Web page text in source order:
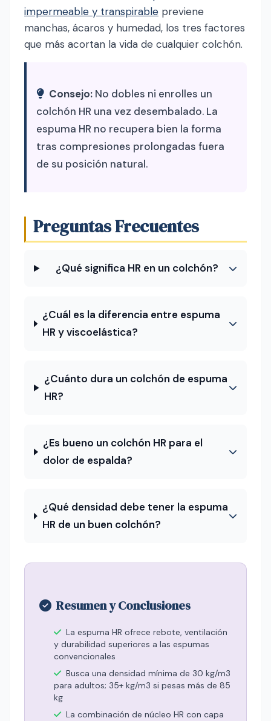
impermeable y transpirable previene
manchas, ácaros y humedad, los tres factores
que más acortan la vida de cualquier colchón.
Consejo: No dobles ni enrolles un
colchón HR una vez desembalado. La
espuma HR no recupera bien la forma
tras compresiones prolongadas fuera
de su posición natural.
Preguntas Frecuentes
¿Qué significa HR en un colchón?
¿Cuál es la diferencia entre espuma
HR y viscoelástica?
¿Cuánto dura un colchón de espuma
HR?
¿Es bueno un colchón HR para el
dolor de espalda?
¿Qué densidad debe tener la espuma
HR de un buen colchón?
Resumen y Conclusiones
La espuma HR ofrece rebote, ventilación
y durabilidad superiores a las espumas
convencionales
Busca una densidad mínima de 30 kg/m3
para adultos; 35+ kg/m3 si pesas más de 85
kg
La combinación de núcleo HR con capa